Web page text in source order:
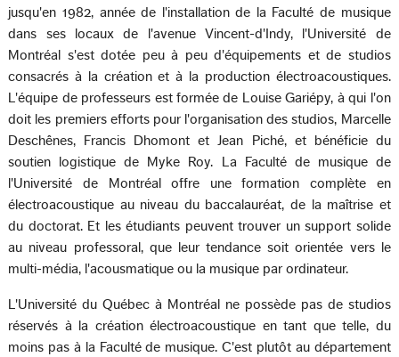
jusqu'en 1982, année de l'installation de la Faculté de musique
dans ses locaux de l'avenue Vincent-d'Indy, l'Université de
Montréal s'est dotée peu à peu d'équipements et de studios
consacrés à la création et à la production électroacoustiques.
L'équipe de professeurs est formée de Louise Gariépy, à qui l'on
doit les premiers efforts pour l'organisation des studios, Marcelle
Deschênes, Francis Dhomont et Jean Piché, et bénéficie du
soutien logistique de Myke Roy. La Faculté de musique de
l'Université de Montréal offre une formation complète en
électroacoustique au niveau du baccalauréat, de la maîtrise et
du doctorat. Et les étudiants peuvent trouver un support solide
au niveau professoral, que leur tendance soit orientée vers le
multi-média, l'acousmatique ou la musique par ordinateur.
L'Université du Québec à Montréal ne possède pas de studios
réservés à la création électroacoustique en tant que telle, du
moins pas à la Faculté de musique. C'est plutôt au département